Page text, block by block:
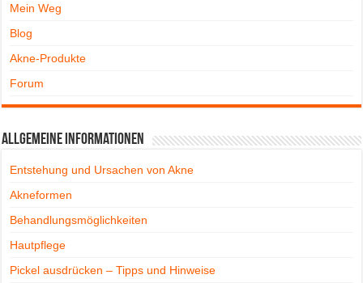
Mein Weg
Blog
Akne-Produkte
Forum
Allgemeine Informationen
Entstehung und Ursachen von Akne
Akneformen
Behandlungsmöglichkeiten
Hautpflege
Pickel ausdrücken – Tipps und Hinweise